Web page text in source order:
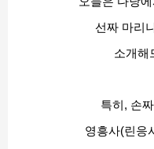
선짜 마리
소개해
특히, 손
영흥사(린응